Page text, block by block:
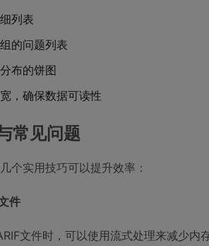
列表
的问题列表
布的饼图
，确保数据可读性
常见问题
个实用技巧可以提升效率：
件
文件时，可以使用流式处理来减少内